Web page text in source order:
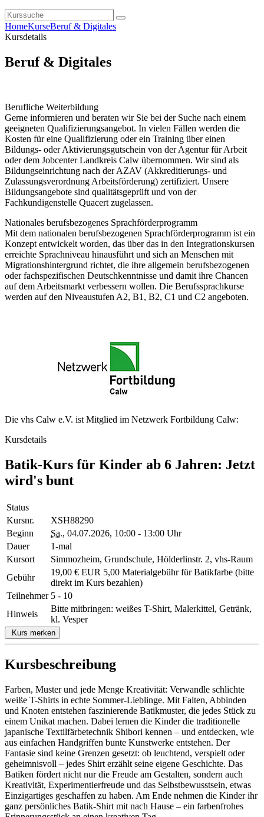
HomeKurseBeruf & Digitales
Kursdetails
Beruf & Digitales
Berufliche Weiterbildung
Gerne informieren und beraten wir Sie bei der Suche nach einem
geeigneten Qualifizierungsangebot. In vielen Fällen werden die
Kosten für eine Qualifizierung oder ein Training über einen
Bildungs- oder Aktivierungsgutschein von der Agentur für Arbeit
oder dem Jobcenter Landkreis Calw übernommen. Wir sind als
Bildungseinrichtung nach der AZAV (Akkreditierungs- und
Zulassungsverordnung Arbeitsförderung) zertifiziert. Unsere
Bildungsangebote sind qualitätsgeprüft und von der
Fachkundigenstelle Quacert zugelassen.
Nationales berufsbezogenes Sprachförderprogramm
Mit dem nationalen berufsbezogenen Sprachförderprogramm ist ein
Konzept entwickelt worden, das über das in den Integrationskursen
erreichte Sprachniveau hinausführt und sich an Menschen mit
Migrationshintergrund richtet, die ihre allgemein berufsbezogenen
oder fachspezifischen Deutschkenntnisse und damit ihre Chancen
auf dem Arbeitsmarkt verbessern wollen. Die Berufssprachkurse
werden auf den Niveaustufen A2, B1, B2, C1 und C2 angeboten.
Die vhs Calw e.V. ist Mitglied im Netzwerk Fortbildung Calw:
Kursdetails
Batik-Kurs für Kinder ab 6 Jahren: Jetzt
wird's bunt
Status
Kursnr.
XSH88290
Beginn
Sa., 04.07.2026, 10:00 - 13:00 Uhr
Dauer
1-mal
Kursort
Simmozheim, Grundschule, Hölderlinstr. 2, vhs-Raum
Gebühr
19,00 € EUR 5,00 Materialgebühr für Batikfarbe (bitte
direkt im Kurs bezahlen)
Teilnehmer 5 - 10
Hinweis
Bitte mitbringen: weißes T-Shirt, Malerkittel, Getränk,
kl. Vesper
Kurs merken
Kursbeschreibung
Farben, Muster und jede Menge Kreativität: Verwandle schlichte
weiße T-Shirts in echte Sommer-Lieblinge. Mit Falten, Abbinden
und Knoten entstehen faszinierende Batikmuster, die jedes Stück zu
einem Unikat machen. Dabei lernen die Kinder die traditionelle
japanische Textilfärbetechnik Shibori kennen – und entdecken, wie
aus einfachen Handgriffen bunte Kunstwerke entstehen. Der
Fantasie sind keine Grenzen gesetzt: ob leuchtend, verspielt oder
geheimnisvoll – jedes Shirt erzählt seine eigene Geschichte. Das
Batiken fördert nicht nur die Freude am Gestalten, sondern auch
Kreativität, Experimentierfreude und das Selbstbewusstsein, etwas
Einzigartiges geschaffen zu haben. Am Ende nehmen die Kinder ihr
ganz persönliches Batik-Shirt mit nach Hause – ein farbenfrohes